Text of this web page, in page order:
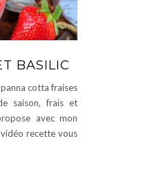
BASILIC
cotta fraises
saison, frais et
avec mon
recette vous